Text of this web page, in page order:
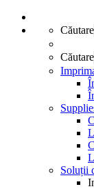
Căutare
Căutare
Soluții